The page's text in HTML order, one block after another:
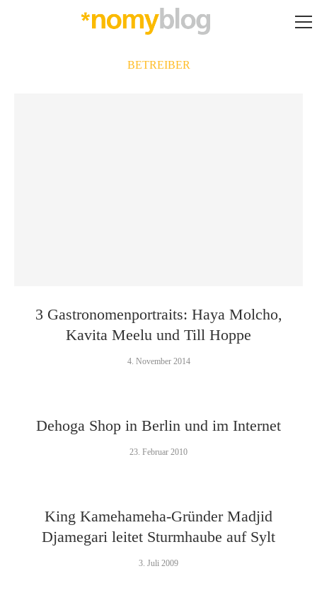
BETREIBER
3 Gastronomenportraits: Haya Molcho,
Kavita Meelu und Till Hoppe
4. November 2014
Dehoga Shop in Berlin und im Internet
23. Februar 2010
King Kamehameha-Gründer Madjid
Djamegari leitet Sturmhaube auf Sylt
3. Juli 2009